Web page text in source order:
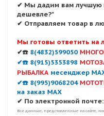
✔ Мы дадим вам лучшую
дешевле?"
✔ Отправляем товар в
Мы готовы ответить на
✔☎️ 8(4832)599050
✔☎️ 8(915)5353898
РЫБАЛКА месенджер
✔☎️ 8(995)9068204
на заказ MAX
✔ По электронной почте:
Все данные, представленные на сайте,